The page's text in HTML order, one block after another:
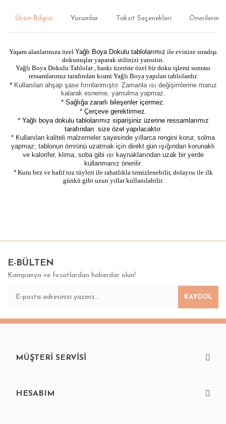
Ürün Bilgisi Yorumlar Taksit Seçenekleri Önerileriniz
Yaşam alanlarınıza özel Yağlı Boya Dokulu tablolarımız ile evinize sıradışı
dokunuşlar yaparak stilinizi yansıtın.
Yağlı Boya Dokulu Tablolar , baskı üzerine özel bir doku işlemi sonrası
ressamlarımız tarafından kısmi Yağlı Boya yapılan tablolardır.
*Kullanılan ahşap şase fırınlanmıştır. Zamanla ısı değişimlerine maruz
kalarak esneme, yamulma yapmaz.
* Sağlığa zararlı bileşenler içermez.
*Çerçeve gerektirmez.
* Yağlı boya dokulu tablolarımız siparişiniz üzerine ressamlarımız
tarafından size özel yapılacaktır.
* Kullanılan kaliteli malzemeler sayesinde yıllarca rengini korur, solma
yapmaz; tablonun ömrünü uzatmak için direkt gün ışığından korunaklı
ve kalorifer, klima, soba gibi ısı kaynaklarından uzak bir yerde
kullanmanız önerilir.
*Kuru bez ve hafif toz tüyleri ile rahatlıkla temizlenebilir, dolayısı ile ilk
günkü gibi uzun yıllar kullanılabilir.
Yorum Yaz
konularda yetersiz gördüğünüz noktaları öneri formunu
Görüş ve önerileriniz için teşekkür ederiz.
Ürün açıklamasında eksik bilgiler bulunuyor.
E-BÜLTEN
Kampanya ve fırsatlardan haberdar olun!
KAYDOL
MÜŞTERİ SERVİSİ
HESABIM